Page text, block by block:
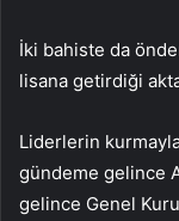
İki bahiste da
lisana getirdiği
Liderlerin
gündeme gelince
gelince Genel